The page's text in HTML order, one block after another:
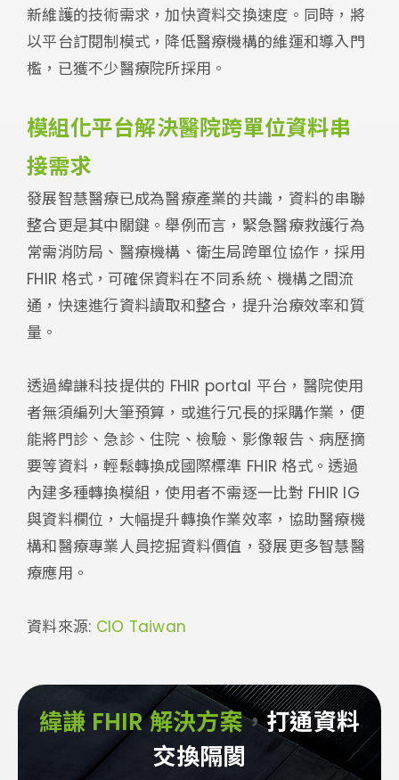
新維護的技術需求，加快資料交換速度。同時，將
以平台訂閱制模式，降低醫療機構的維運和導入門
檻，已獲不少醫療院所採用。
模組化平台解決醫院跨單位資料串
接需求
發展智慧醫療已成為醫療產業的共識，資料的串聯
整合更是其中關鍵。舉例而言，緊急醫療救護行為
常需消防局、醫療機構、衛生局跨單位協作，採用
FHIR 格式，可確保資料在不同系統、機構之間流
通，快速進行資料讀取和整合，提升治療效率和質
量。
透過緯謙科技提供的 FHIR portal 平台，醫院使用
者無須編列大筆預算，或進行冗長的採購作業，便
能將門診、急診、住院、檢驗、影像報告、病歷摘
要等資料，輕鬆轉換成國際標準 FHIR 格式。透過
內建多種轉換模組，使用者不需逐一比對 FHIR IG
與資料欄位，大幅提升轉換作業效率，協助醫療機
構和醫療專業人員挖掘資料價值，發展更多智慧醫
療應用。
資料來源: CIO Taiwan
緯謙 FHIR 解決方案，打通資料
交換隔閡